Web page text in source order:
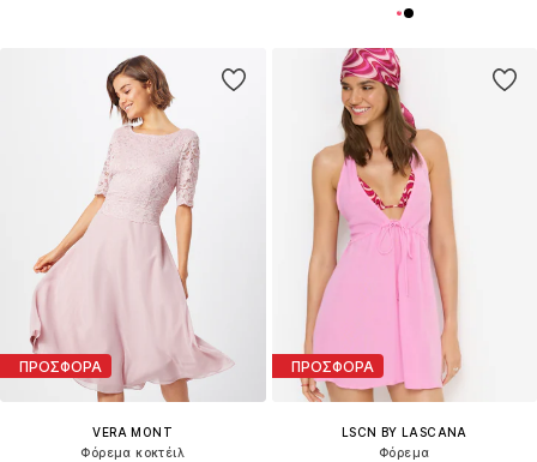
ΠΡΟΣΦΟΡΑ
VERA MONT
Φόρεμα κοκτέιλ
ΠΡΟΣΦΟΡΑ
LSCN BY LASCANA
Φόρεμα